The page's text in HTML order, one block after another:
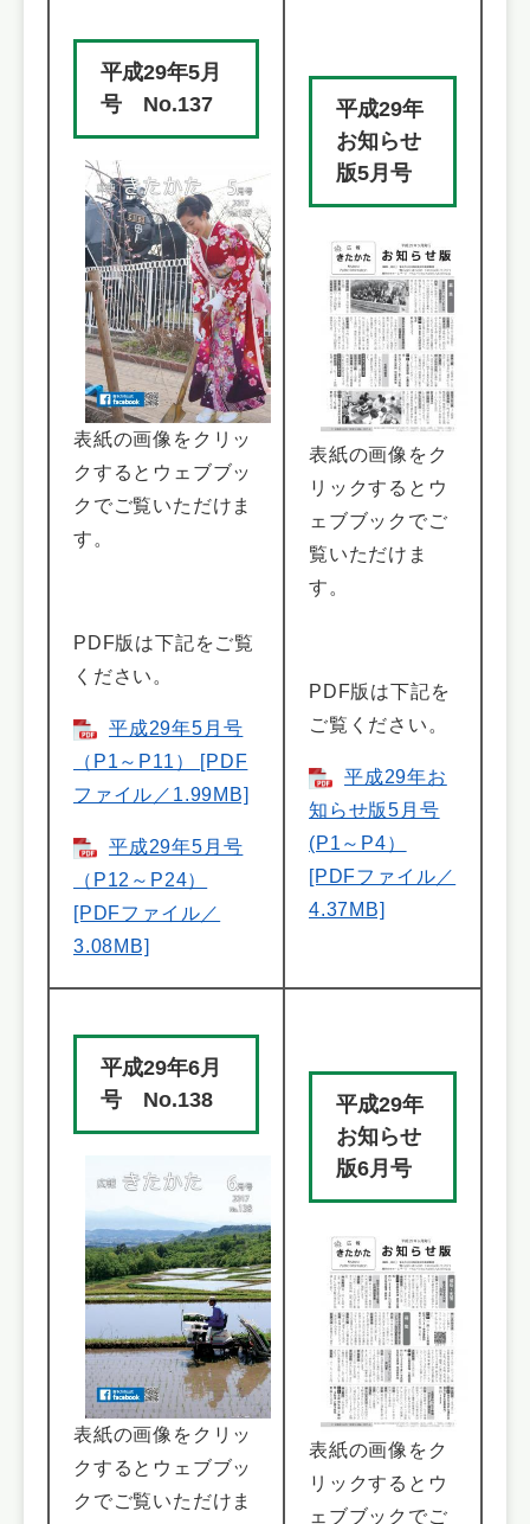
平成29年5月
号 No.137
表紙の画像をクリッ
クするとウェブブッ
クでご覧いただけま
す。
PDF版は下記をご覧
ください。
平成29年5月号
（P1～P11） [PDF
ファイル／1.99MB]
平成29年5月号
（P12～P24）
[PDFファイル／
3.08MB]
平成29年
お知らせ
版5月号
表紙の画像をク
リックするとウ
ェブブックでご
覧いただけま
す。
PDF版は下記を
ご覧ください。
平成29年お
知らせ版5月号
(P1～P4）
[PDFファイル／
4.37MB]
平成29年6月
号 No.138
表紙の画像をクリッ
クするとウェブブッ
クでご覧いただけま
平成29年
お知らせ
版6月号
表紙の画像をク
リックするとウ
ェブブックでご